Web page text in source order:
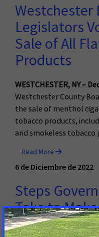
Westchester
Legislators
Sale of All
Products
WESTCHESTER, NY –
Westchester County
the sale of menthol
tobacco products,
and smokeless tobacco
Read More
6 de Diciembre de 2022
Steps
Take to
Leader in